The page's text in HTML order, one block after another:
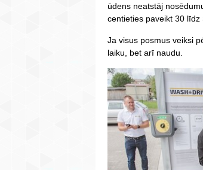
ūdens neatstāj
centieties paveikt 30 līdz
Ja visus posmus veiksi
laiku, bet arī naudu.